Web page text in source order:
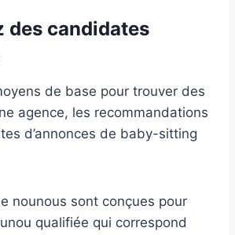
des candidates
de base pour trouver des
agence, les recommandations
d’annonces de baby-sitting
nounous sont conçues pour
qualifiée qui correspond